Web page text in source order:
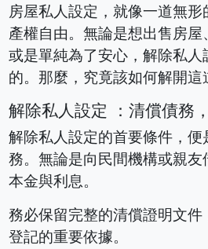
房屋私人設定，就像一道無
產權自由。無論是想出售房屋
或是單純為了安心，解除私
的。那麼，究竟該如何解開這
解除私人設定 ：清償債務
解除私人設定的首要條件，
務。無論是向民間機構或親
本金與利息。
務必保留完整的清償證明文
登記的重要依據。